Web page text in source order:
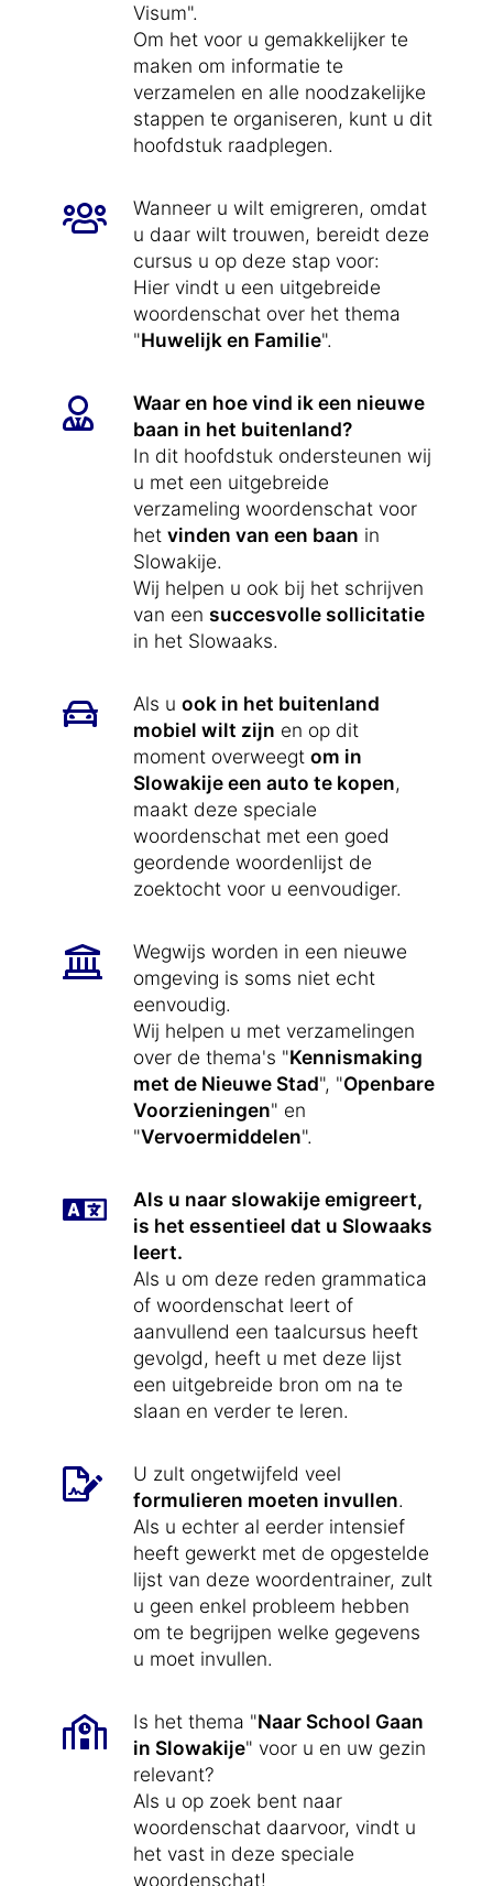
Visum".
Om het voor u gemakkelijker te
maken om informatie te
verzamelen en alle noodzakelijke
stappen te organiseren, kunt u dit
hoofdstuk raadplegen.
Wanneer u wilt emigreren, omdat
u daar wilt trouwen, bereidt deze
cursus u op deze stap voor:
Hier vindt u een uitgebreide
woordenschat over het thema
"Huwelijk en Familie".
Waar en hoe vind ik een nieuwe
baan in het buitenland?
In dit hoofdstuk ondersteunen wij
u met een uitgebreide
verzameling woordenschat voor
het vinden van een baan in
Slowakije.
Wij helpen u ook bij het schrijven
van een succesvolle sollicitatie
in het Slowaaks.
Als u ook in het buitenland
mobiel wilt zijn en op dit
moment overweegt om in
Slowakije een auto te kopen,
maakt deze speciale
woordenschat met een goed
geordende woordenlijst de
zoektocht voor u eenvoudiger.
Wegwijs worden in een nieuwe
omgeving is soms niet echt
eenvoudig.
Wij helpen u met verzamelingen
over de thema's "Kennismaking
met de Nieuwe Stad", "Openbare
Voorzieningen" en
"Vervoermiddelen".
Als u naar slowakije emigreert,
is het essentieel dat u Slowaaks
leert.
Als u om deze reden grammatica
of woordenschat leert of
aanvullend een taalcursus heeft
gevolgd, heeft u met deze lijst
een uitgebreide bron om na te
slaan en verder te leren.
U zult ongetwijfeld veel
formulieren moeten invullen.
Als u echter al eerder intensief
heeft gewerkt met de opgestelde
lijst van deze woordentrainer, zult
u geen enkel probleem hebben
om te begrijpen welke gegevens
u moet invullen.
Is het thema "Naar School Gaan
in Slowakije" voor u en uw gezin
relevant?
Als u op zoek bent naar
woordenschat daarvoor, vindt u
het vast in deze speciale
woordenschat!